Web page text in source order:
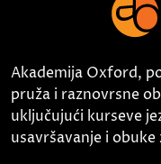
Akademija Oxford,
pruža i raznovrsne
uključujući kurseve
usavršavanje i